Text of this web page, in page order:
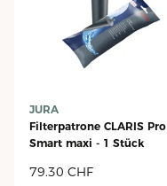
JURA
Filterpatrone CLARIS Pro
Smart maxi - 1 Stück
79.30 CHF